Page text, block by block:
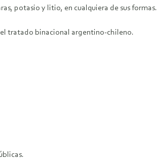
potasio y litio, en cualquiera de sus formas.
tratado binacional argentino-chileno.